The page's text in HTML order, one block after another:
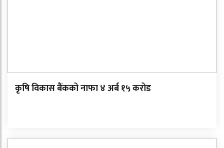
कृषि विकास बैंकको नाफा ४ अर्ब १५ करोड